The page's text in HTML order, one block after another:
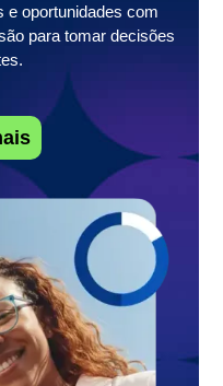
e oportunidades com
para tomar decisões